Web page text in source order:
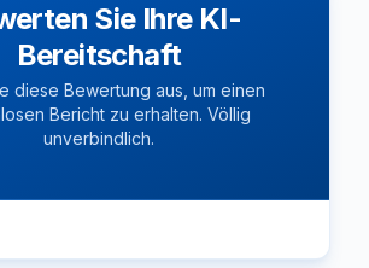
Sie Ihre KI-
Bereitschaft
diese Bewertung aus, um einen
Bericht zu erhalten. Völlig
unverbindlich.